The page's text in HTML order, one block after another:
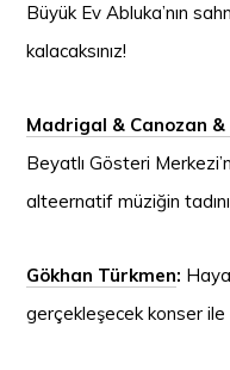
Büyük Ev Abluka’nın
kalacaksınız!
Madrigal & Canozan
Beyatlı Gösteri
alteernatif müziğin
Gökhan Türkmen:
gerçekleşecek konser